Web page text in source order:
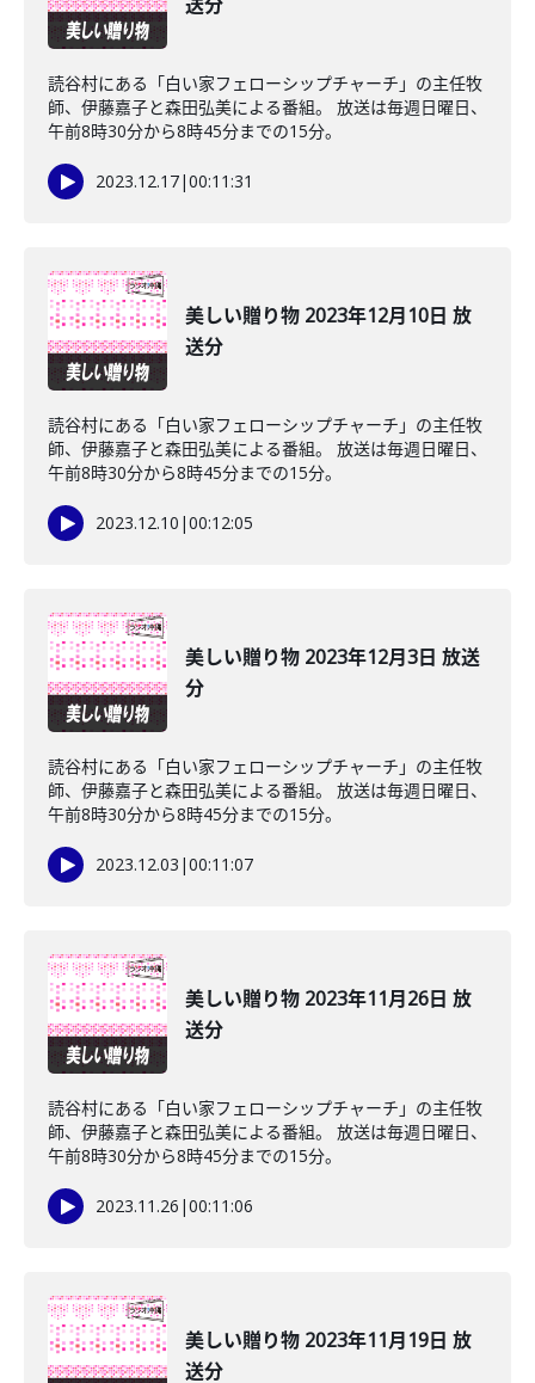
読谷村にある「白い家フェローシップチャーチ」の主任牧
師、伊藤嘉子と森田弘美による番組。 放送は毎週日曜日、
午前8時30分から8時45分までの15分。
2023.12.17|00:11:31
美しい贈り物 2023年12月10日 放
送分
読谷村にある「白い家フェローシップチャーチ」の主任牧
師、伊藤嘉子と森田弘美による番組。 放送は毎週日曜日、
午前8時30分から8時45分までの15分。
2023.12.10 |00:12:05
美しい贈り物 2023年12月3日 放送
分
読谷村にある「白い家フェローシップチャーチ」の主任牧
師、伊藤嘉子と森田弘美による番組。 放送は毎週日曜日、
午前8時30分から8時45分までの15分。
2023.12.03 |00:11:07
美しい贈り物 2023年11月26日 放
送分
読谷村にある「白い家フェローシップチャーチ」の主任牧
師、伊藤嘉子と森田弘美による番組。 放送は毎週日曜日、
午前8時30分から8時45分までの15分。
2023.11.26 |00:11:06
美しい贈り物 2023年11月19日 放
送分